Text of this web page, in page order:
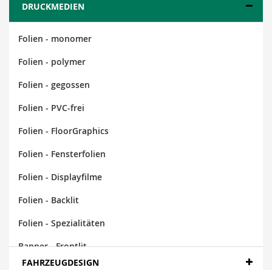
DRUCKMEDIEN
Folien - monomer
Folien - polymer
Folien - gegossen
Folien - PVC-frei
Folien - FloorGraphics
Folien - Fensterfolien
Folien - Displayfilme
Folien - Backlit
Folien - Spezialitäten
Banner - Frontlit
FAHRZEUGDESIGN